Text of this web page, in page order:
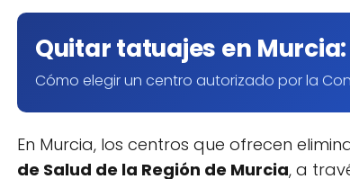
Quitar tatuajes en
Cómo elegir un centro autorizado por la
En Murcia, los centros que ofrecen
de Salud de la Región de Murcia, a